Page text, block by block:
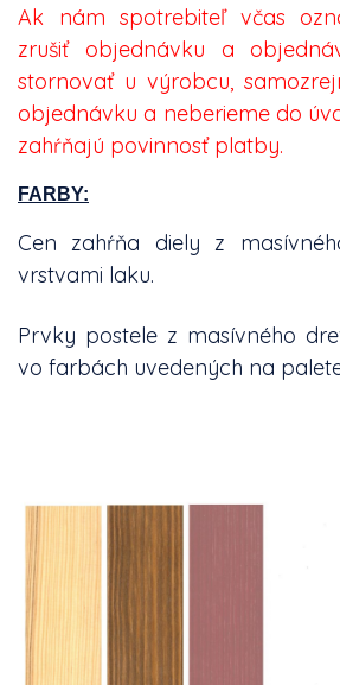
Ak nám spotrebiteľ včas
zrušiť objednávku a
stornovať u výrobcu,
objednávku a neberieme do
zahŕňajú povinnosť platby.
FARBY:
Cen zahŕňa diely z
vrstvami laku.
Prvky postele z masívného
vo farbách uvedených na